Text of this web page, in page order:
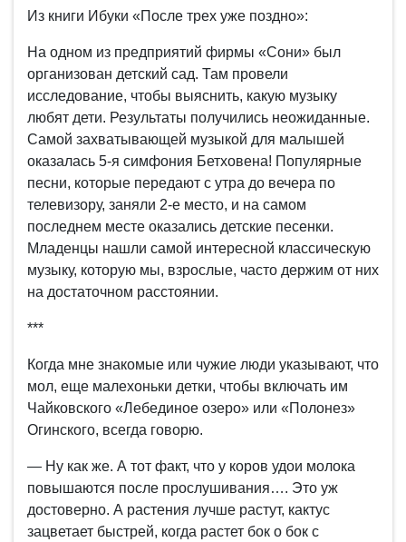
Из книги Ибуки «После трех уже поздно»:
На одном из предприятий фирмы «Сони» был
организован детский сад. Там провели
исследование, чтобы выяснить, какую музыку
любят дети. Результаты получились неожиданные.
Самой захватывающей музыкой для малышей
оказалась 5-я симфония Бетховена! Популярные
песни, которые передают с утра до вечера по
телевизору, заняли 2-е место, и на самом
последнем месте оказались детские песенки.
Младенцы нашли самой интересной классическую
музыку, которую мы, взрослые, часто держим от них
на достаточном расстоянии.
***
Когда мне знакомые или чужие люди указывают, что
мол, еще малехоньки детки, чтобы включать им
Чайковского «Лебединое озеро» или «Полонез»
Огинского, всегда говорю.
— Ну как же. А тот факт, что у коров удои молока
повышаются после прослушивания…. Это уж
достоверно. А растения лучше растут, кактус
зацветает быстрей, когда растет бок о бок с